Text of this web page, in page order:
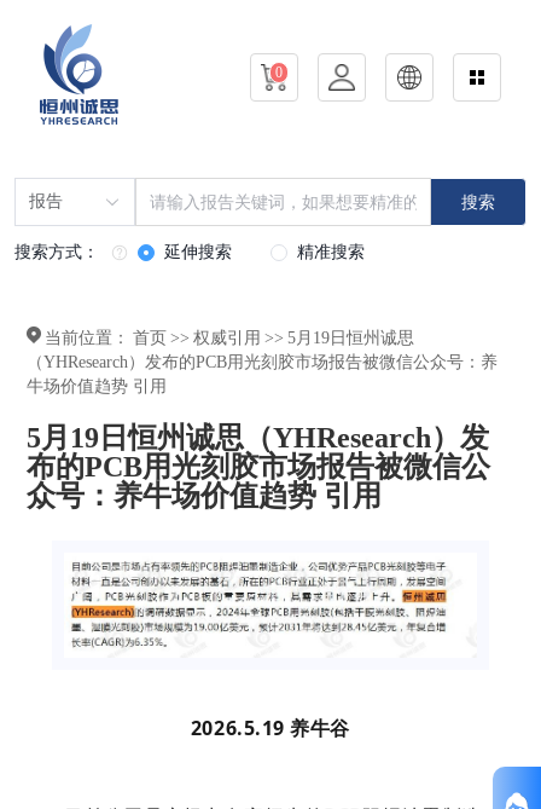
0
报告 搜索
搜索方式： 延伸搜索 精准搜索
当前位置： 首页 >> 权威引用 >> 5月19日恒州诚思
（YHResearch）发布的PCB用光刻胶市场报告被微信公众号：养
牛场价值趋势 引用
5月19日恒州诚思（YHResearch）发
布的PCB用光刻胶市场报告被微信公
众号：养牛场价值趋势 引用
2026.5.19 养牛谷